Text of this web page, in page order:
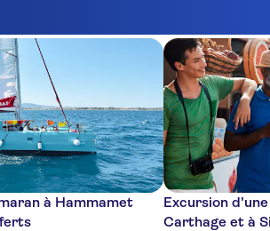
à Hammamet
Excursion
Carthage et à